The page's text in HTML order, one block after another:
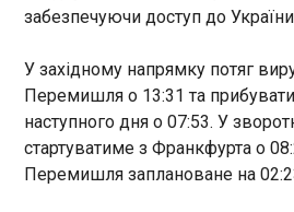
21 особа. Росія звинуватила в ударі ЗСУ. Київ
Старобільську було уражено
російського підрозділу
заявила, що у відповідь на
Старобільськ РФ почне завдавати "системних
послідовних ударів" по Києву
Україні зараз очікують
термінал - OSINT
22:48:44
У російському Санкт-
атакували нафтовий
масштабну пожежу. Інцидент
середи, 3 червня. Про вибухи й
забезпечуючи доступ до
У західному напрямку потяг
Перемишля о 13:31 та
наступного дня о 07:53. У
стартуватиме з Франкфурта о
Перемишля заплановане на